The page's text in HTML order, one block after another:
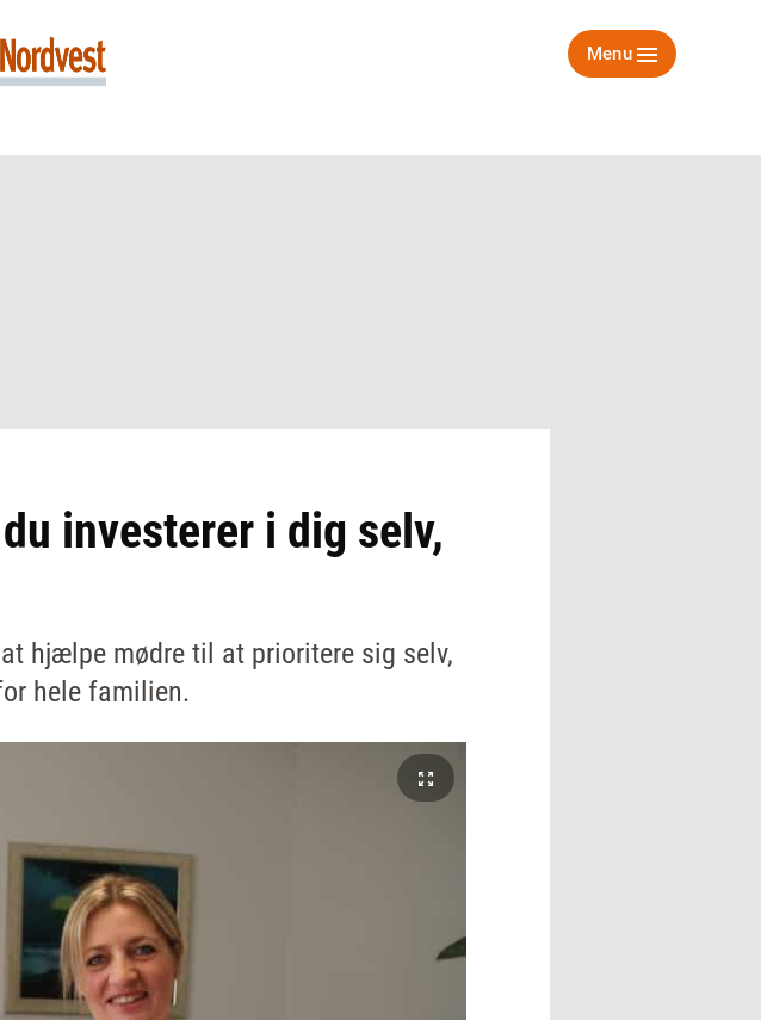
Menu
investerer i dig selv,
hjælpe mødre til at prioritere sig selv,
hele familien.